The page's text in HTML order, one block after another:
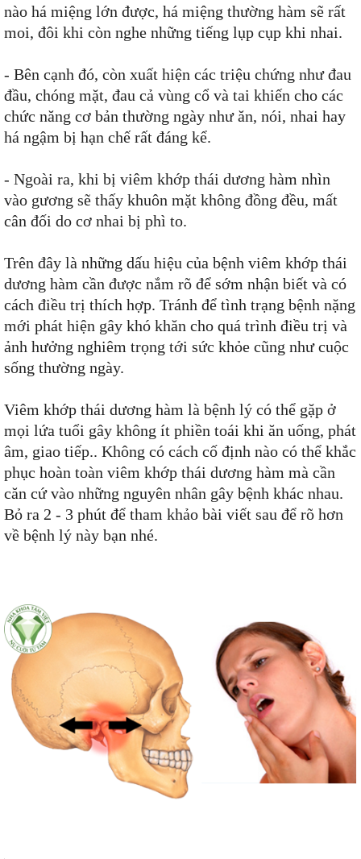
nào há miệng lớn được, há miệng thường hàm sẽ rất
moi, đôi khi còn nghe những tiếng lụp cụp khi nhai.
- Bên cạnh đó, còn xuất hiện các triệu chứng như đau
đầu, chóng mặt, đau cả vùng cổ và tai khiến cho các
chức năng cơ bản thường ngày như ăn, nói, nhai hay
há ngậm bị hạn chế rất đáng kể.
- Ngoài ra, khi bị viêm khớp thái dương hàm nhìn
vào gương sẽ thấy khuôn mặt không đồng đều, mất
cân đối do cơ nhai bị phì to.
Trên đây là những dấu hiệu của bệnh viêm khớp thái
dương hàm cần được nắm rõ để sớm nhận biết và có
cách điều trị thích hợp. Tránh để tình trạng bệnh nặng
mới phát hiện gây khó khăn cho quá trình điều trị và
ảnh hưởng nghiêm trọng tới sức khỏe cũng như cuộc
sống thường ngày.
Viêm khớp thái dương hàm là bệnh lý có thể gặp ở
mọi lứa tuổi gây không ít phiền toái khi ăn uống, phát
âm, giao tiếp.. Không có cách cố định nào có thể khắc
phục hoàn toàn viêm khớp thái dương hàm mà cần
căn cứ vào những nguyên nhân gây bệnh khác nhau.
Bỏ ra 2 - 3 phút để tham khảo bài viết sau để rõ hơn
về bệnh lý này bạn nhé.